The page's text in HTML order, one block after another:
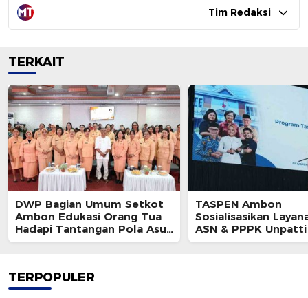
Tim Redaksi
TERKAIT
DWP Bagian Umum Setkot
Ambon Edukasi Orang Tua
Hadapi Tantangan Pola Asuh
Modern
TASPEN Ambon
Sosialisasikan
ASN & PPPK Unpatti
TERPOPULER